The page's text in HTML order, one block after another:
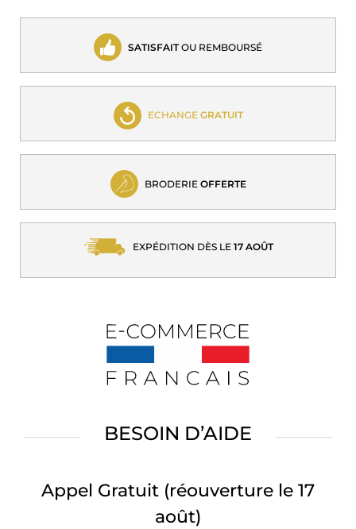
SATISFAITOU REMBOURSÉ
ECHANGE GRATUIT
BRODERIE OFFERTE
EXPÉDITION DÈS LE 17 AOÛT
BESOIN D’AIDE
Appel Gratuit (réouverture le 17
août)